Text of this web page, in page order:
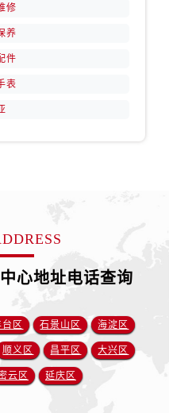
修
养
件
表
心地址电话查询
台区 石景山区 海淀区
顺义区 昌平区 大兴区
云区 延庆区